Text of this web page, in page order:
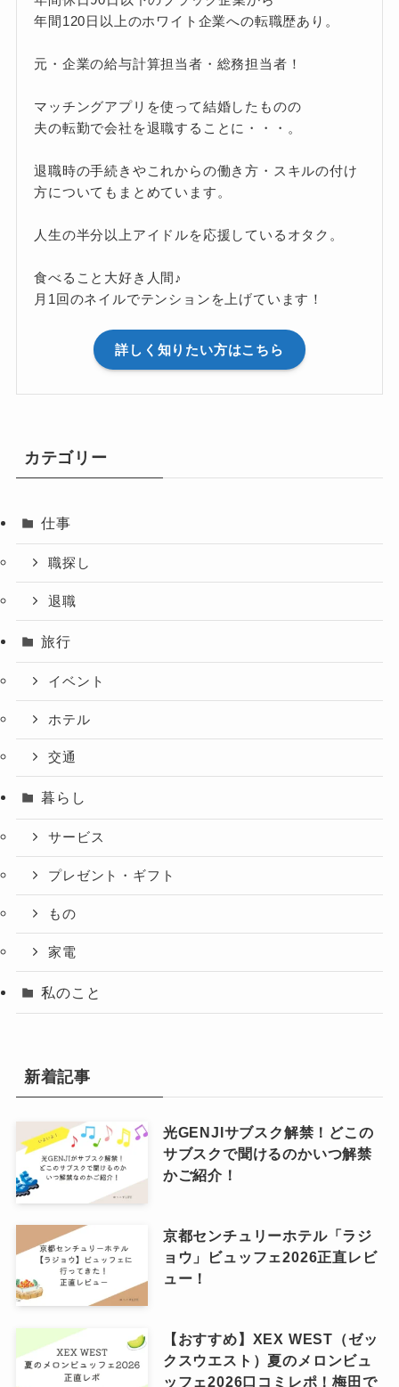
年間120日以上のホワイト企業への転職歴あり。
元・企業の給与計算担当者・総務担当者！
マッチングアプリを使って結婚したものの
夫の転勤で会社を退職することに・・・。
退職時の手続きやこれからの働き方・スキルの付け
方についてもまとめています。
人生の半分以上アイドルを応援しているオタク。
食べること大好き人間♪
月1回のネイルでテンションを上げています！
詳しく知りたい方はこちら
カテゴリー
仕事
職探し
退職
旅行
イベント
ホテル
交通
暮らし
サービス
プレゼント・ギフト
もの
家電
私のこと
新着記事
光GENJIサブスク解禁！どこの
サブスクで聞けるのかいつ解禁
かご紹介！
京都センチュリーホテル「ラジ
ョウ」ビュッフェ2026正直レビ
ュー！
【おすすめ】XEX WEST（ゼッ
クスウエスト）夏のメロンビュ
ッフェ2026口コミレポ！梅田で